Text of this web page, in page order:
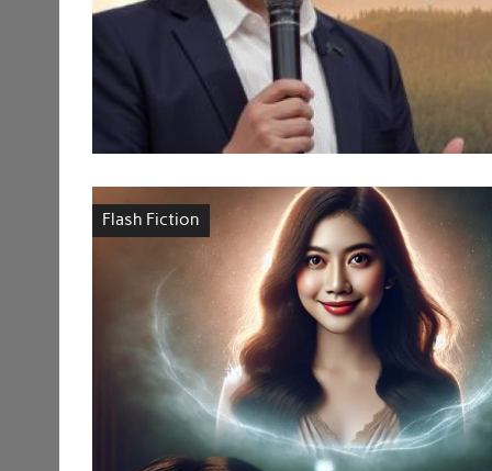
Flash Fiction